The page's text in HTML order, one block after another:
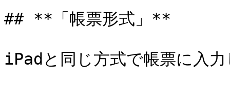
## **「帳票形式」**
iPadと同じ方式で帳票に入